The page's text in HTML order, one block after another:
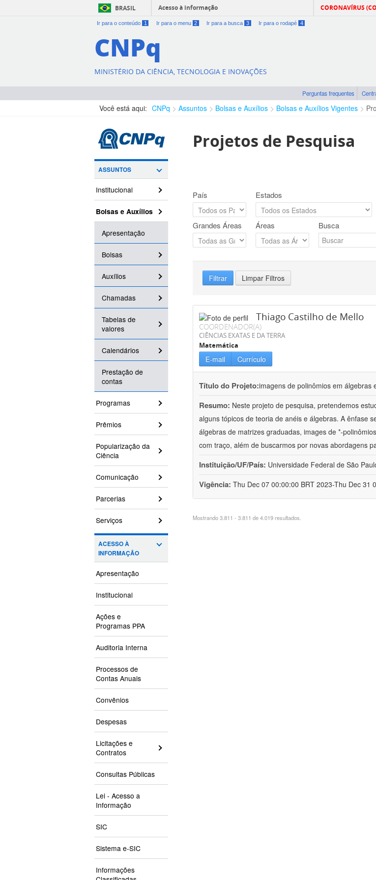
BRASIL Acesso à informação CORONAVÍRUS
Ir para o conteúdo 1 Ir para o menu 2 Ir para a busca 3 Ir para o rodapé 4
CNPq
MINISTÉRIO DA CIÊNCIA, TECNOLOGIA E INOVAÇÕES
Perguntas frequentes
Você está aqui: CNPq Assuntos Bolsas e Auxílios Bolsas e Auxílios Vigentes
ASSUNTOS
Institucional
Bolsas e Auxílios
Apresentação
Bolsas
Auxílios
Chamadas
Tabelas de
valores
Calendários
Prestação de
contas
Programas
Prêmios
Popularização da
Ciência
Comunicação
Parcerias
Serviços
ACESSO À
INFORMAÇÃO
Apresentação
Institucional
Ações e
Programas PPA
Auditoria Interna
Processos de
Contas Anuais
Convênios
Despesas
Licitações e
Contratos
Consultas Públicas
Lei - Acesso a
Informação
SIC
Sistema e-SIC
Informações
Projetos de Pesquisa
País Estados
Grandes Áreas Áreas Busca
Filtrar Limpar Filtros
Thiago Castilho de Mello
COORDENADOR(A)
CIÊNCIAS EXATAS E DA TERRA
Matemática
E-mail Currículo
Título do Projeto:imagens de polinômios em álgebras
Resumo: Neste projeto de pesquisa, pretendemos
alguns tópicos de teoria de anéis e álgebras. A ênfase
álgebras de matrizes graduadas, images de *-
com traço, além de buscarmos por novas abordagens
Instituição/UF/País: Universidade Federal de São
Vigência: Thu Dec 07 00:00:00 BRT 2023-Thu Dec 31
Mostrando 3.811 - 3.811 de 4.019 resultados.